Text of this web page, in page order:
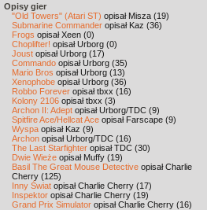
Opisy gier
"Old Towers" (Atari ST) opisał Misza (19)
Submarine Commander opisał Kaz (36)
Frogs opisał Xeen (0)
Choplifter! opisał Urborg (0)
Joust opisał Urborg (17)
Commando opisał Urborg (35)
Mario Bros opisał Urborg (13)
Xenophobe opisał Urborg (36)
Robbo Forever opisał tbxx (16)
Kolony 2106 opisał tbxx (3)
Archon II: Adept opisał Urborg/TDC (9)
Spitfire Ace/Hellcat Ace opisał Farscape (9)
Wyspa opisał Kaz (9)
Archon opisał Urborg/TDC (16)
The Last Starfighter opisał TDC (30)
Dwie Wieże opisał Muffy (19)
Basil The Great Mouse Detective opisał Charlie
Cherry (125)
Inny Świat opisał Charlie Cherry (17)
Inspektor opisał Charlie Cherry (19)
Grand Prix Simulator opisał Charlie Cherry (16)